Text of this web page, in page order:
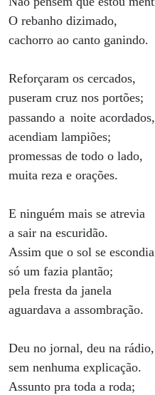
O rebanho dizimado,
cachorro ao canto ganindo.
Reforçaram os cercados,
puseram cruz nos portões;
passando a noite acordados,
acendiam lampiões;
promessas de todo o lado,
muita reza e orações.
E ninguém mais se atrevia
a sair na escuridão.
Assim que o sol se escondia
só um fazia plantão;
pela fresta da janela
aguardava a assombração.
Deu no jornal, deu na rádio,
sem nenhuma explicação.
Assunto pra toda a roda;